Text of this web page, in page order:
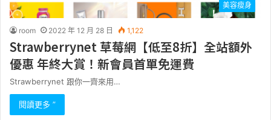
美容瘦身
room 2022 年 12 月 28 日 1,122
Strawberrynet 草莓網【低至8折】全站額外
優惠 年終大賞！新會員首單免運費
Strawberrynet 跟你一齊來用…
閱讀更多 ”